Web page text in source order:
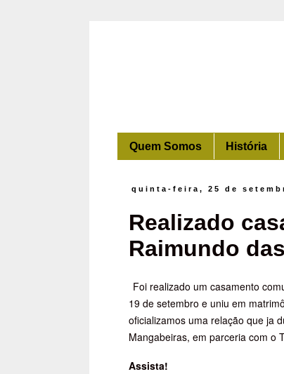
Quem Somos História
quinta-feira, 25 de
Realizado
Raimundo
Foi realizado um casamento
19 de setembro e uniu em
oficializamos uma relação que ja
Mangabeiras, em parceria com o
Assista!